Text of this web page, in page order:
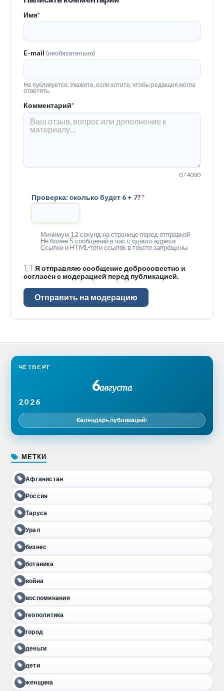
Имя*
E-mail(необязательно)
Не публикуется. Укажите, если хотите, чтобы редакция могла
ответить.
Комментарий*
0 / 4000
Проверка: сколько будет 6 + 7?*
Минимум 12 секунд на странице перед отправкой
Не более 5 сообщений в час с одного адреса
Ссылки и HTML-теги ссылок в тексте запрещены
Я отправляю сообщение добросовестно и
согласен с модерацией перед публикацией.
Отправить на модерацию
ЧЕТВЕРГ
6августа
2026
Календарь публикаций
МЕТКИ
Афганистан
Россия
Таруса
Урал
бизнес
ботаника
война
воспоминания
геополитика
город
деньги
дети
женщина